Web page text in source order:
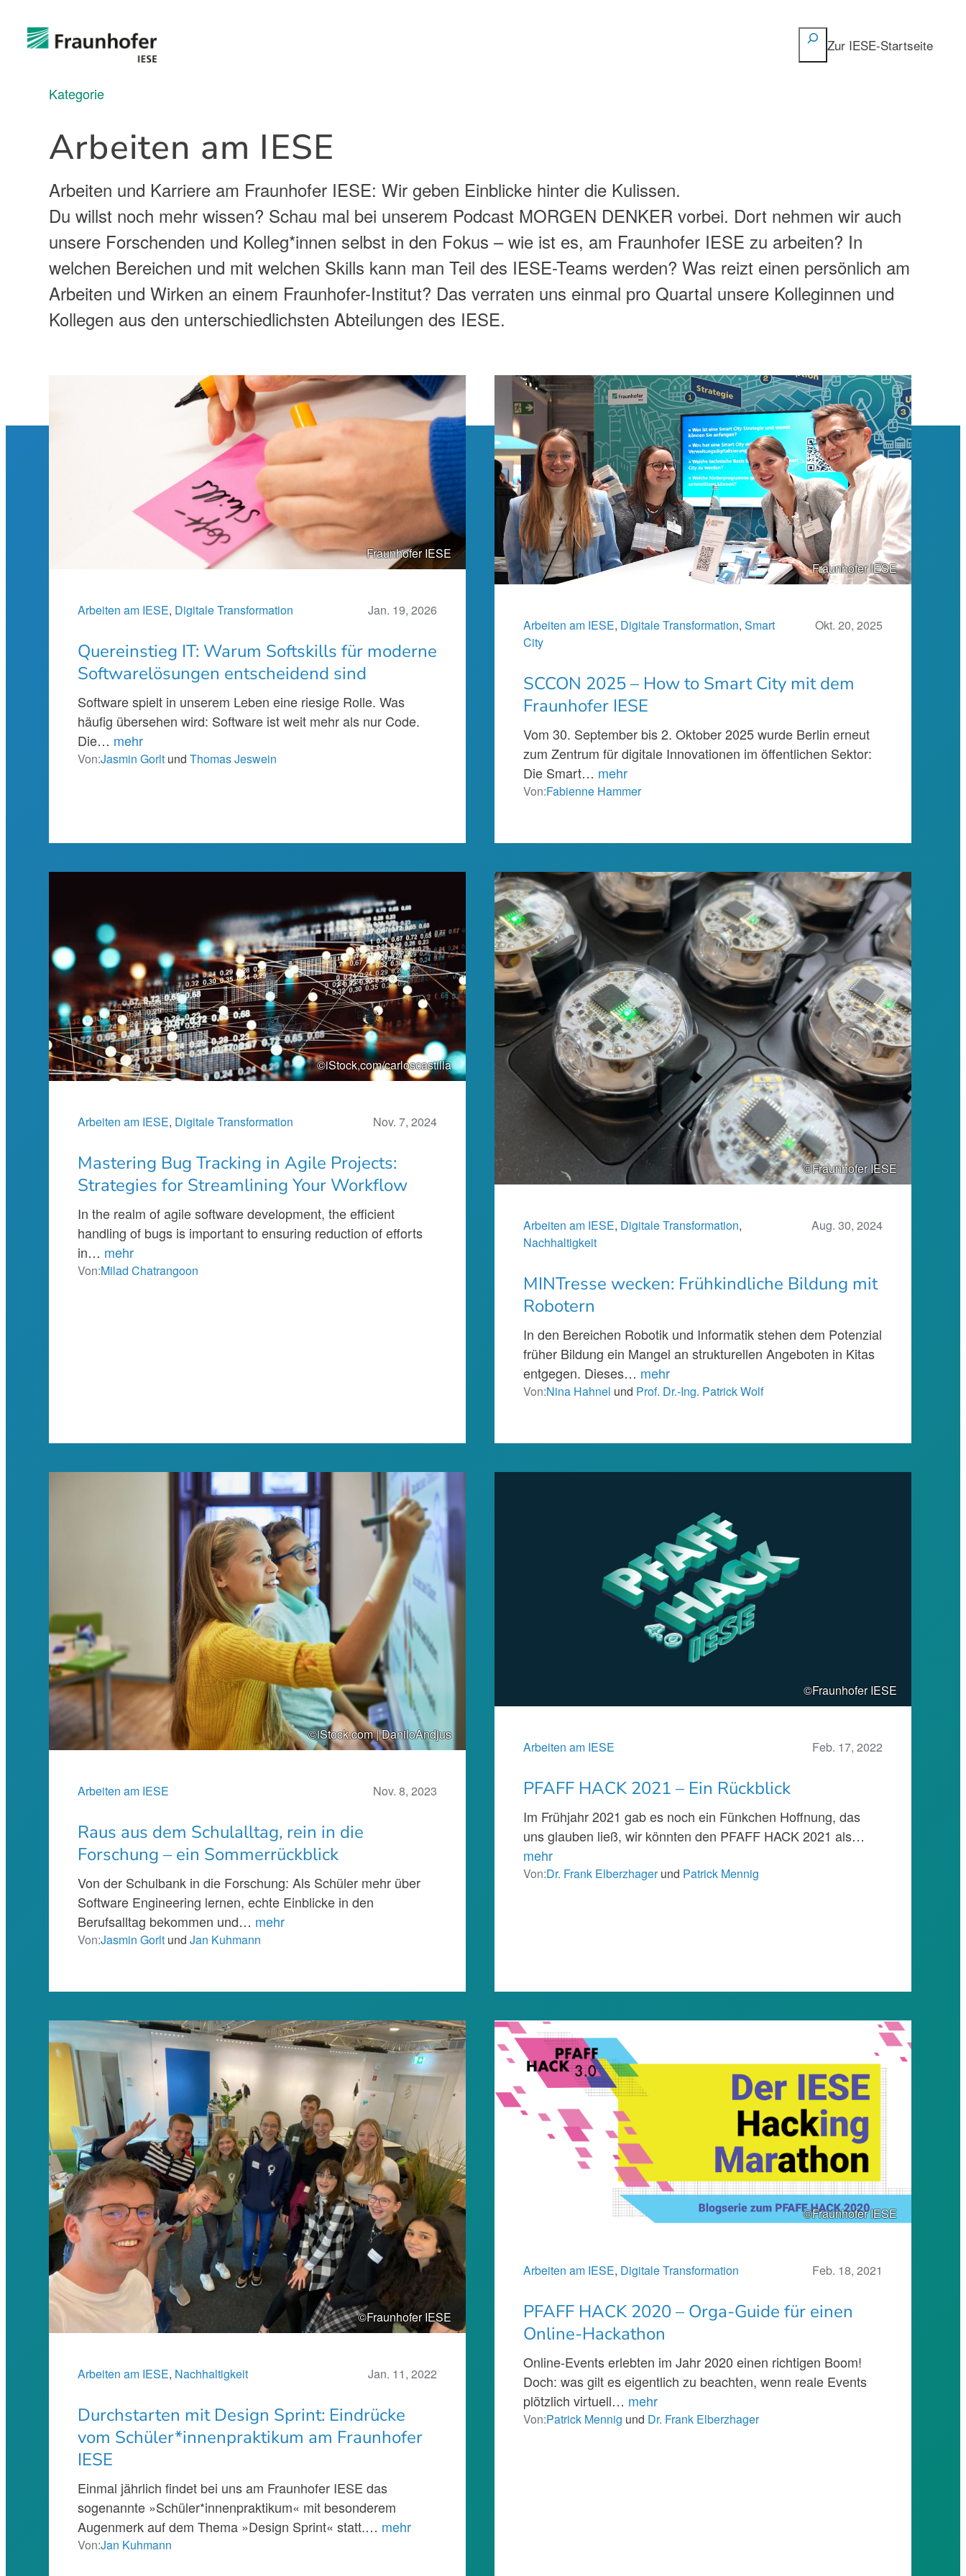
Suchen
Zur IESE-Startseite
Kategorie
Arbeiten am IESE
Arbeiten und Karriere am Fraunhofer IESE: Wir geben Einblicke hinter die Kulissen.
Du willst noch mehr wissen? Schau mal bei unserem Podcast MORGEN DENKER vorbei. Dort nehmen wir auch
unsere Forschenden und Kolleg*innen selbst in den Fokus – wie ist es, am Fraunhofer IESE zu arbeiten? In
welchen Bereichen und mit welchen Skills kann man Teil des IESE-Teams werden? Was reizt einen persönlich am
Arbeiten und Wirken an einem Fraunhofer-Institut? Das verraten uns einmal pro Quartal unsere Kolleginnen und
Kollegen aus den unterschiedlichsten Abteilungen des IESE.
Fraunhofer IESE
Arbeiten am IESE, Digitale Transformation Jan. 19, 2026
Quereinstieg IT: Warum Softskills für moderne
Softwarelösungen entscheidend sind
Software spielt in unserem Leben eine riesige Rolle. Was
häufig übersehen wird: Software ist weit mehr als nur Code.
Die… mehr
Von:Jasmin Gorlt und Thomas Jeswein
Fraunhofer IESE
Arbeiten am IESE, Digitale Transformation, Smart
City
Okt. 20, 2025
SCCON 2025 – How to Smart City mit dem
Fraunhofer IESE
Vom 30. September bis 2. Oktober 2025 wurde Berlin erneut
zum Zentrum für digitale Innovationen im öffentlichen Sektor:
Die Smart… mehr
Von:Fabienne Hammer
©iStock,com/carloscastilla
Arbeiten am IESE, Digitale Transformation Nov. 7, 2024
Mastering Bug Tracking in Agile Projects:
Strategies for Streamlining Your Workflow
In the realm of agile software development, the efficient
handling of bugs is important to ensuring reduction of efforts
in… mehr
Von:Milad Chatrangoon
©Fraunhofer IESE
Arbeiten am IESE, Digitale Transformation
Nachhaltigkeit
Aug. 30, 2024
MINTresse wecken: Frühkindliche Bildung mit
Robotern
In den Bereichen Robotik und Informatik stehen dem Potenzial
früher Bildung ein Mangel an strukturellen Angeboten in Kitas
entgegen. Dieses… mehr
Von:Nina Hahnel und Prof. Dr.-Ing. Patrick Wolf
©iStock.com | DaniloAndjus
Arbeiten am IESE Nov. 8, 2023
Raus aus dem Schulalltag, rein in die
Forschung – ein Sommerrückblick
Von der Schulbank in die Forschung: Als Schüler mehr über
Software Engineering lernen, echte Einblicke in den
Berufsalltag bekommen und… mehr
Von:Jasmin Gorlt und Jan Kuhmann
©Fraunhofer IESE
Arbeiten am IESE Feb. 17, 2022
PFAFF HACK 2021 – Ein Rückblick
Im Frühjahr 2021 gab es noch ein Fünkchen Hoffnung, das
uns glauben ließ, wir könnten den PFAFF HACK 2021 als…
mehr
Von:Dr. Frank Elberzhagerund Patrick Mennig
©Fraunhofer IESE
Arbeiten am IESE, Nachhaltigkeit Jan. 11, 2022
Durchstarten mit Design Sprint: Eindrücke
vom Schüler*innenpraktikum am Fraunhofer
IESE
Einmal jährlich findet bei uns am Fraunhofer IESE das
sogenannte »Schüler*innenpraktikum« mit besonderem
Augenmerk auf dem Thema »Design Sprint« statt.… mehr
Von:Jan Kuhmann
©Fraunhofer IESE
Arbeiten am IESE, Digitale Transformation Feb. 18, 2021
PFAFF HACK 2020 – Orga-Guide für einen
Online-Hackathon
Online-Events erlebten im Jahr 2020 einen richtigen Boom!
Doch: was gilt es eigentlich zu beachten, wenn reale Events
plötzlich virtuell… mehr
Von:Patrick Mennig und Dr. Frank Elberzhager